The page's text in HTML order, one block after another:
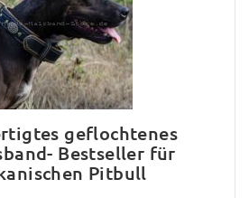
geflochtenes
Bestseller für
Pitbull